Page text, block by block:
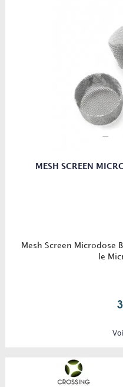
MESH SCREEN
Mesh Screen Microdose
le